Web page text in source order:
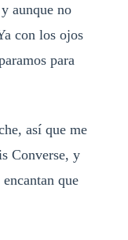
aunque no
con los ojos
para
así que me
Converse, y
que